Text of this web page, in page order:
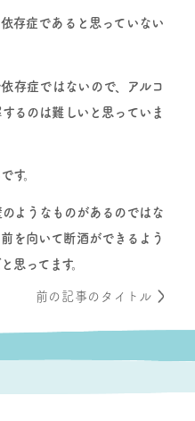
存症であると思っていない
存症ではないので、アルコ
るのは難しいと思っていま
す。
ようなものがあるのではな
を向いて断酒ができるよう
思ってます。
前の記事のタイトル